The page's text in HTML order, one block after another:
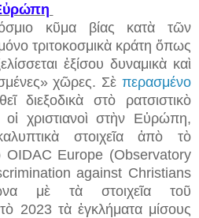
κῦμα βίας κατὰ τῶν
τριτοκοσμικὰ κράτη ὅπως
ἐξίσου δυναμικὰ καὶ
χῶρες. Σὲ περασμένο
διεξοδικὰ στὸ ρατσιστικὸ
χριστιανοὶ στὴν Εὐρώπη,
στοιχεῖα ἀπὸ τὸ
OIDAC Europe (Observatory
against Christians
μὲ τὰ στοιχεῖα τοῦ
2023 τὰ ἐγκλήματα μίσους